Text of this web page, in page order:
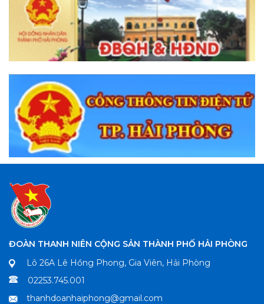
ĐOÀN THANH NIÊN CỘNG SẢN THÀNH PHỐ HẢI PHÒNG
Lô 26A Lê Hồng Phong, Gia Viên, Hải Phòng
02253.745.001
thanhdoanhaiphong@gmail.com